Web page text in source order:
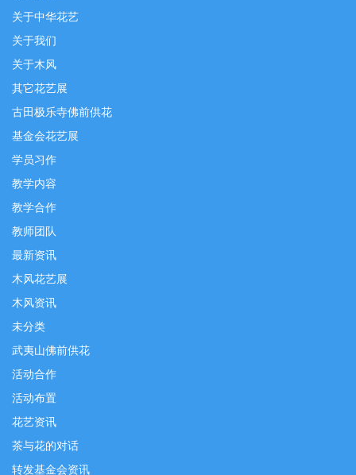
关于中华花艺
关于我们
关于木风
其它花艺展
古田极乐寺佛前供花
基金会花艺展
学员习作
教学内容
教学合作
教师团队
最新资讯
木风花艺展
木风资讯
未分类
武夷山佛前供花
活动合作
活动布置
花艺资讯
茶与花的对话
转发基金会资讯